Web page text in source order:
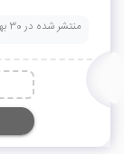
منتشر شده در 30 بهمن